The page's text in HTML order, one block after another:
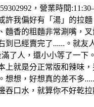
，營業時間
我偏好有「湯」的拉
麵香的粗麵非常涮嘴，
已經賣完了......。就
了人，還小小等了一
上就是分正常版和辣味
想，好想真的差不多
口水，就算你不好乾